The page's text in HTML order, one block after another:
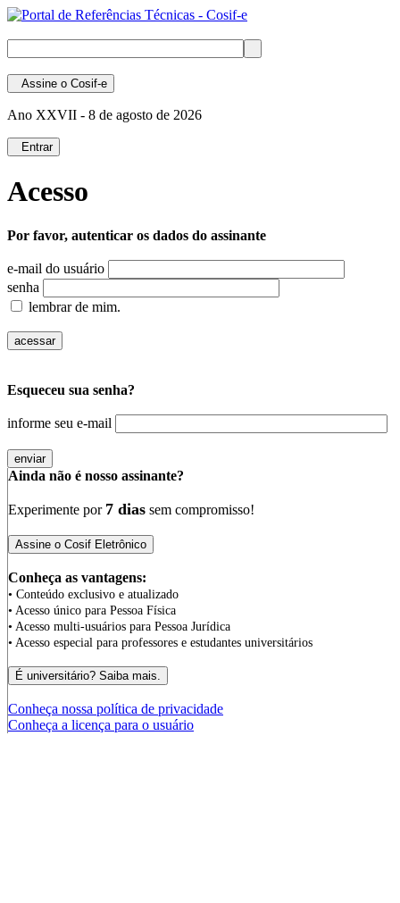
Assine o Cosif-e
Ano XXVII - 8 de agosto de 2026
Entrar
Acesso
Por favor, autenticar os dados do assinante
e-mail do usuário
senha
lembrar de mim.
Esqueceu sua senha?
informe seu e-mail
Ainda não é nosso assinante?
Experimente por 7 dias sem compromisso!
Conheça as vantagens:
• Conteúdo exclusivo e atualizado
• Acesso único para Pessoa Física
• Acesso multi-usuários para Pessoa Jurídica
• Acesso especial para professores e estudantes universitários
Conheça nossa política de privacidade
Conheça a licença para o usuário